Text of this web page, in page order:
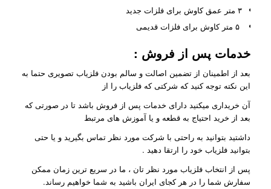
۳ متر عمق کاوش برای فلزات جدید
خدمات پس از فروش :
بعد از اطمینان از تضمین اصالت و سالم بودن فلزیاب تصویری حتما به
این نکته توجه کنید که شرکتی که فلزیاب را از
آن خریداری میکنید دارای خدمات پس از فروش باشد تا در صورتی که
بعد از خرید احتیاج به قطعه و یا آموزش های مرتبط
داشتید بتوانید به راحتی با شرکت مورد نظر تماس بگیرید و یا حتی
بتوانید فلزیاب خود را ارتقا دهید .
پس از انتخاب فلزیاب مورد نظر تان ، ما در سریع ترین زمان ممکن
سفارش شما را در هر کجای ایران باشید به شما خواهیم رساند.